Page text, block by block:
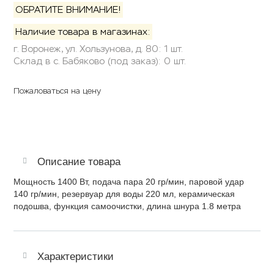
ОБРАТИТЕ ВНИМАНИЕ!
Наличие товара в магазинах:
г. Воронеж, ул. Хользунова, д. 80: 1 шт.
Склад в с. Бабяково (под заказ): 0 шт.
Пожаловаться на цену
Описание товара
Мощность 1400 Вт, подача пара 20 гр/мин, паровой удар
140 гр/мин, резервуар для воды 220 мл, керамическая
подошва, функция самоочистки, длина шнура 1.8 метра
Характеристики